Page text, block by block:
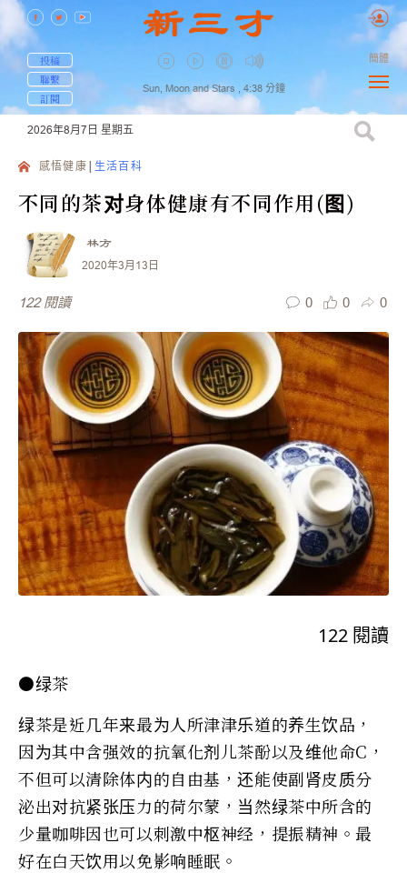
投稿
聯繫
訂閱
Sun, Moon and Stars , 4:38 分鐘
簡體
2026年8月7日 星期五
感悟健康 生活百科
不同的茶对身体健康有不同作用(图)
林方
2020年3月13日
122 閱讀 0 0 0
122 閱讀
●绿茶
绿茶是近几年来最为人所津津乐道的养生饮品，
因为其中含强效的抗氧化剂儿茶酚以及维他命C，
不但可以清除体内的自由基，还能使副肾皮质分
泌出对抗紧张压力的荷尔蒙，当然绿茶中所含的
少量咖啡因也可以刺激中枢神经，提振精神。最
好在白天饮用以免影响睡眠。